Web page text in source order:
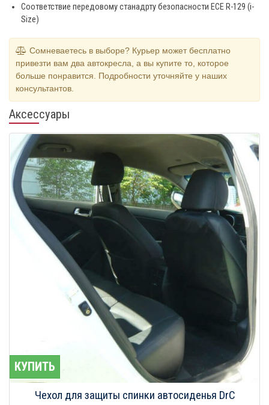
Соответствие передовому станадрту безопасности ECE R-129 (i-
Size)
Сомневаетесь в выборе? Курьер может бесплатно
привезти вам два автокресла, а вы купите то, которое
больше понравится. Подробности уточняйте у наших
консультантов.
Аксессуары
КУПИТЬ
Чехол для защиты спинки автосиденья DrC